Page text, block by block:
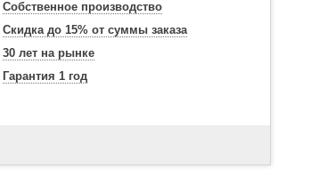
Собственное производство
Скидка до 15% от суммы заказа
30 лет на рынке
Гарантия 1 год